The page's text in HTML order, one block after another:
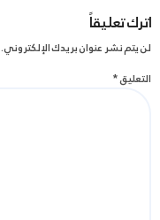
اترك تعليقاً
لن يتم نشر عنوان بريدك الإلكتروني.
التعليق*